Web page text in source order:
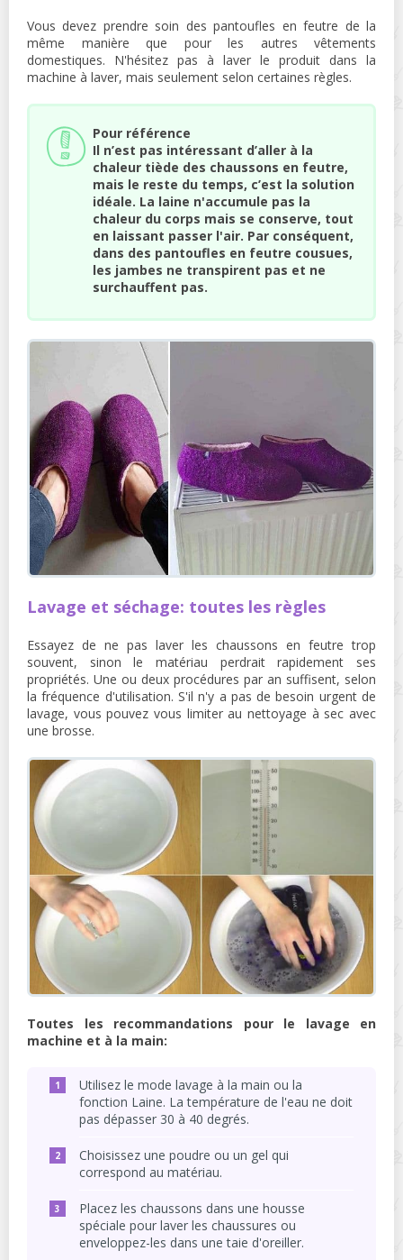
Vous devez prendre soin des pantoufles en feutre de la
même manière que pour les autres vêtements
domestiques. N'hésitez pas à laver le produit dans la
machine à laver, mais seulement selon certaines règles.
Pour référence
Il n’est pas intéressant d’aller à la
chaleur tiède des chaussons en feutre,
mais le reste du temps, c’est la solution
idéale. La laine n'accumule pas la
chaleur du corps mais se conserve, tout
en laissant passer l'air. Par conséquent,
dans des pantoufles en feutre cousues,
les jambes ne transpirent pas et ne
surchauffent pas.
Lavage et séchage: toutes les règles
Essayez de ne pas laver les chaussons en feutre trop
souvent, sinon le matériau perdrait rapidement ses
propriétés. Une ou deux procédures par an suffisent, selon
la fréquence d'utilisation. S'il n'y a pas de besoin urgent de
lavage, vous pouvez vous limiter au nettoyage à sec avec
une brosse.
Toutes les recommandations pour le lavage en
machine et à la main:
Utilisez le mode lavage à la main ou la
fonction Laine. La température de l'eau ne doit
pas dépasser 30 à 40 degrés.
Choisissez une poudre ou un gel qui
correspond au matériau.
Placez les chaussons dans une housse
spéciale pour laver les chaussures ou
enveloppez-les dans une taie d'oreiller.